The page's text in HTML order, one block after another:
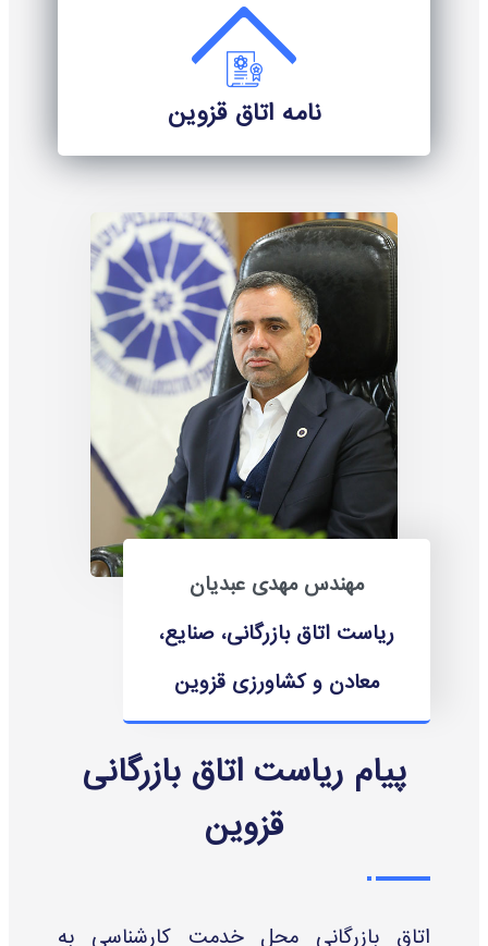
نامه اتاق قزوین
مهندس مهدی عبدیان
ریاست اتاق بازرگانی، صنایع،
معادن و کشاورزی قزوین
پیام ریاست اتاق بازرگانی
قزوین
اتاق بازرگانی محل خدمت کارشناسی به